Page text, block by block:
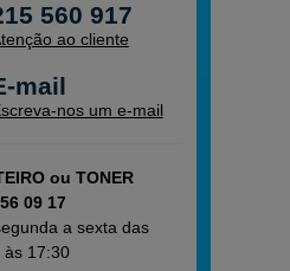
560 917
ao cliente
mail
nos um e-mail
ou TONER
09 17
a sexta das
às 17:30